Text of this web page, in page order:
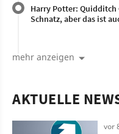
Harry Potter:
Schnatz, aber das ist
mehr anzeigen
AKTUELLE
vor